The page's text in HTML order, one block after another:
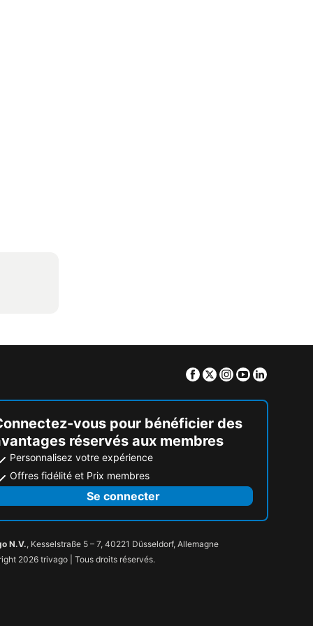
Facebook
TwitterInstagram
Youtube
vous pour bénéficier des
réservés aux membres
Personnalisez votre expérience
Offres fidélité et Prix membres
Se connecter
N.V., Kesselstraße 5 – 7, 40221 Düsseldorf, Allemagne
2026 trivago | Tous droits réservés.